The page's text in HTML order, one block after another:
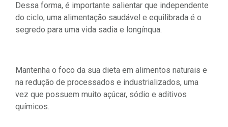
Dessa forma, é importante salientar que independente
do ciclo, uma alimentação saudável e equilibrada é o
segredo para uma vida sadia e longínqua.
Mantenha o foco da sua dieta em alimentos naturais e
na redução de processados e industrializados, uma
vez que possuem muito açúcar, sódio e aditivos
químicos.